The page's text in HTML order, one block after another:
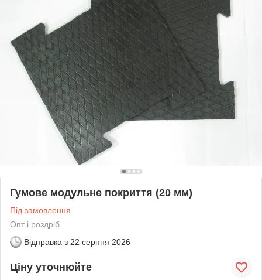
Гумове модульне покриття (20 мм)
Під замовлення
Опт і роздріб
Відправка з 22 серпня 2026
Ціну уточнюйте